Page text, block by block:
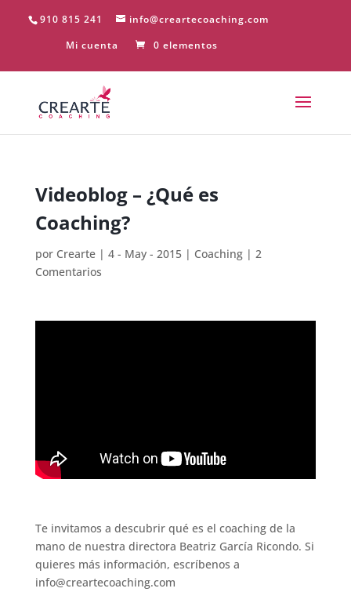
910 815 241
info@creartecoaching.com
Mi cuenta
0 elementos
Videoblog – ¿Qué es
Coaching?
por Crearte| 4 - May - 2015| Coaching| 2
Comentarios
Te invitamos a descubrir qué es el coaching de la
mano de nuestra directora Beatriz García Ricondo. Si
quieres más información, escríbenos a
info@creartecoaching.com